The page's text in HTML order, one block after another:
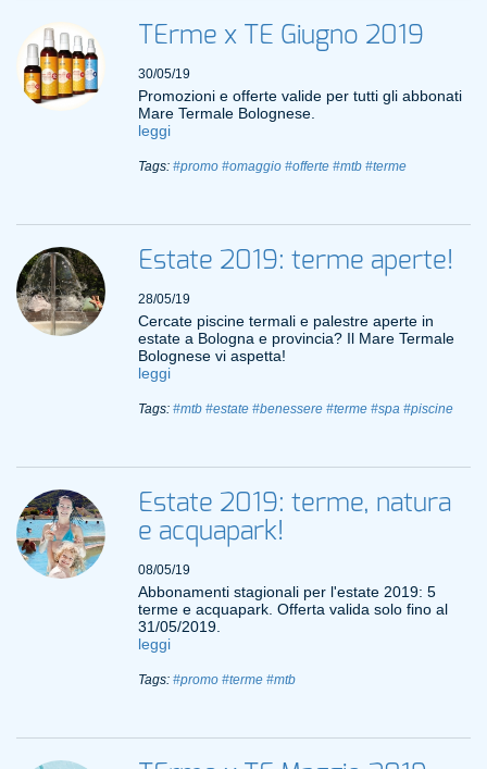
TErme x TE Giugno 2019
30/05/19
Promozioni e offerte valide per tutti gli abbonati
Mare Termale Bolognese.
leggi
Tags: #promo #omaggio #offerte #mtb #terme
Estate 2019: terme aperte!
28/05/19
Cercate piscine termali e palestre aperte in
estate a Bologna e provincia? Il Mare Termale
Bolognese vi aspetta!
leggi
Tags: #mtb #estate #benessere #terme #spa #piscine
Estate 2019: terme, natura
e acquapark!
08/05/19
Abbonamenti stagionali per l'estate 2019: 5
terme e acquapark. Offerta valida solo fino al
31/05/2019.
leggi
Tags: #promo #terme #mtb